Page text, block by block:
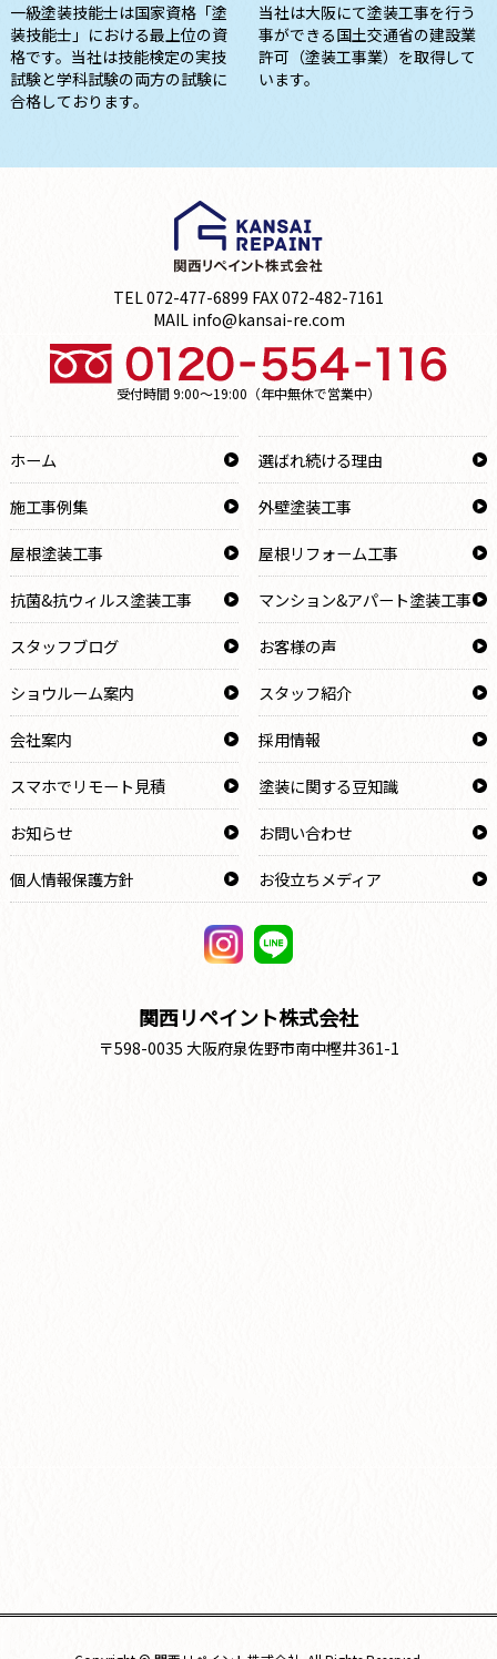
一級塗装技能士は国家資格「塗
装技能士」における最上位の資
格です。当社は技能検定の実技
試験と学科試験の両方の試験に
合格しております。
当社は大阪にて塗装工事を行う
事ができる国土交通省の建設業
許可（塗装工事業）を取得して
います。
TEL 072-477-6899 FAX 072-482-7161
MAIL info@kansai-re.com
受付時間 9:00～19:00（年中無休で営業中）
ホーム
選ばれ続ける理由
施工事例集
外壁塗装工事
屋根塗装工事
屋根リフォーム工事
抗菌&抗ウィルス塗装工事
マンション&アパート塗装工事
スタッフブログ
お客様の声
ショウルーム案内
スタッフ紹介
会社案内
採用情報
スマホでリモート見積
塗装に関する豆知識
お知らせ
お問い合わせ
個人情報保護方針
お役立ちメディア
関西リペイント株式会社
〒598-0035 大阪府泉佐野市南中樫井361-1